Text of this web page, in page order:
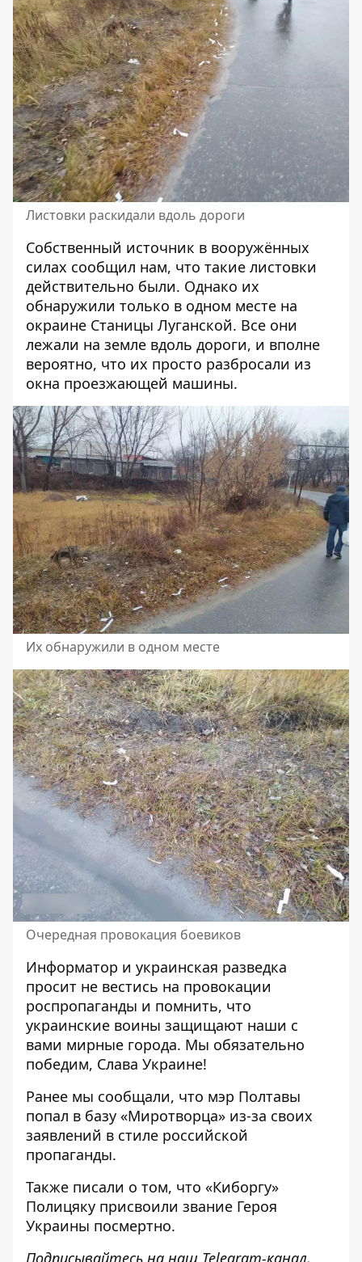
Листовки раскидали вдоль дороги
Собственный источник в вооружённых
силах сообщил нам, что такие листовки
действительно были. Однако их
обнаружили только в одном месте на
окраине Станицы Луганской. Все они
лежали на земле вдоль дороги, и вполне
вероятно, что их просто разбросали из
окна проезжающей машины.
Их обнаружили в одном месте
Очередная провокация боевиков
Информатор и украинская разведка
просит не вестись на провокации
роспропаганды и помнить, что
украинские воины защищают наши с
вами мирные города. Мы обязательно
победим, Слава Украине!
Ранее мы сообщали, что мэр Полтавы
попал в базу «Миротворца» из-за своих
заявлений в стиле российской
пропаганды.
Также писали о том, что «Киборгу»
Полицяку присвоили звание Героя
Украины посмертно.
Подписывайтесь на наш Telegram-канал,